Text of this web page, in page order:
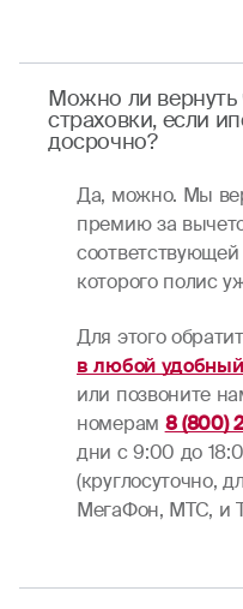
Можно ли вернуть
страховки, если
досрочно?
Да, можно. Мы
премию за
которого полис
Для этого
в любой
или позвоните
номерам 8 (800)
дни c 9:00 до
(круглосуточно,
МегаФон, МТС, и